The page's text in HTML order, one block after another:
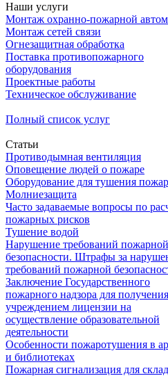
Наши услуги
Монтаж охранно-пожарной
Монтаж сетей связи
Огнезащитная обработка
Поставка противопожарного
оборудования
Проектные работы
Техническое обслуживание
Полный список услуг
Статьи
Противодымная вентиляция
Оповещение людей о пожаре
Оборудование для тушения
Молниезащита
Часто задаваемые вопросы по
пожарных рисков
Тушение водой
Нарушение требований пожарной
безопасности. Штрафы за
требований пожарной
Заключение Государственного
пожарного надзора для получения
учреждением лицензии на
осуществление образовательной
деятельности
Особенности пожаротушения в
и библиотеках
Пожарная сигнализация для